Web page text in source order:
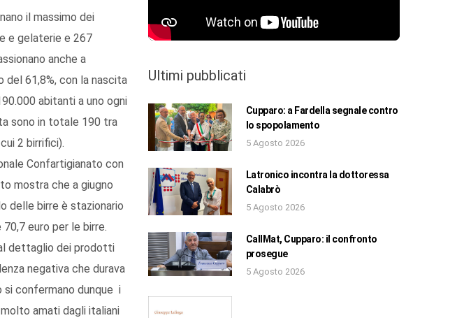
il massimo dei
e gelaterie e 267
anche a
del 61,8%, con la nascita
abitanti a uno ogni
sono in totale 190 tra
2 birrifici).
Confartigianato con
mostra che a giugno
delle birre è stazionario
euro per le birre.
dettaglio dei prodotti
negativa che durava
si confermano dunque i
amati dagli italiani
Ultimi pubblicati
Cupparo: a Fardella segnale contro
lo spopolamento
5 Agosto 2026
Latronico incontra la dottoressa
Calabrò
5 Agosto 2026
CallMat, Cupparo: il confronto
prosegue
5 Agosto 2026